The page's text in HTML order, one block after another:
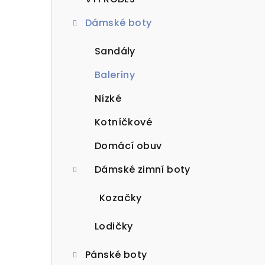
Dámské boty
Sandály
Baleríny
Nízké
Kotníčkové
Domácí obuv
Dámské zimní boty
Kozačky
Lodičky
Pánské boty